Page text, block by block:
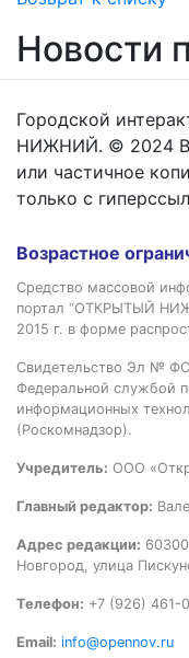
Новости
Городской
НИЖНИЙ. © 2024
или частичное
только с
Возрастное
Средство массовой
портал “ОТКРЫТЫЙ
2015 г. в форме
Свидетельство Эл №
Федеральной службой
информационных
(Роскомнадзор).
Учредитель: ООО
Главный редактор:
Адрес редакции:
Новгород, улица
Телефон: +7 (926) 461-
Email: info@opennov.ru